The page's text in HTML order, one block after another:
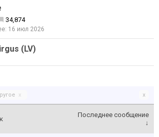
34,874
16 июл 2026
(LV)
x
Последнее сообщение
↓